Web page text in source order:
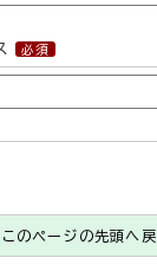
このページの先頭へ戻